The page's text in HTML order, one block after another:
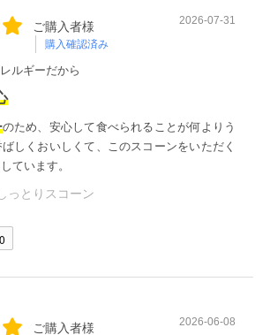
ご購入者様
購入確認済み
2026-07-31
ルギーだから
のため、安心して食べられることが何よりう
しくおいしくて、このスコーンをいただく
ています。
っとりスコーン
0
ご購入者様 2026-06-08